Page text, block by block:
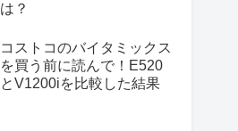
は？
コストコのバイタミックス
を買う前に読んで！E520
とV1200iを比較した結果